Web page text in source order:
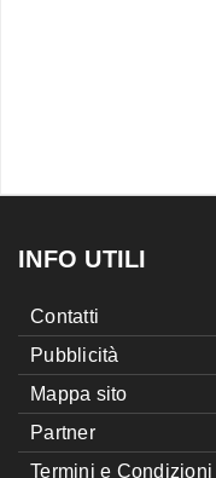
INFO UTILI
Contatti
Pubblicità
Mappa sito
Partner
Termini e Condizioni